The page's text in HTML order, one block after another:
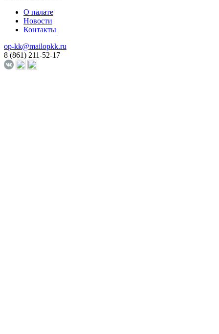
О палате
Новости
Контакты
op-kk@mailopkk.ru
8 (861) 211-52-17